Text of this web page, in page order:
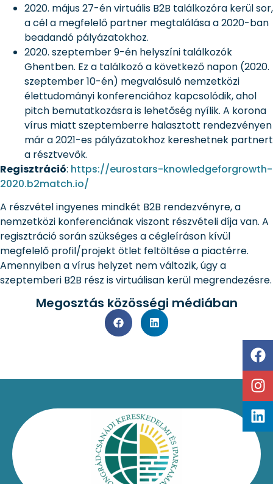
2020. május 27-én virtuális B2B találkozóra kerül sor,
a cél a megfelelő partner megtalálása a 2020-ban
beadandó pályázatokhoz.
2020. szeptember 9-én helyszíni találkozók
Ghentben. Ez a találkozó a következő napon (2020.
szeptember 10-én) megvalósuló nemzetközi
élettudományi konferenciához kapcsolódik, ahol
pitch bemutatkozásra is lehetőség nyílik. A korona
vírus miatt szeptemberre halasztott rendezvényen
már a 2021-es pályázatokhoz kereshetnek partnert
a résztvevők.
Regisztráció: https://eurostars-knowledgeforgrowth-
2020.b2match.io/
A részvétel ingyenes mindkét B2B rendezvényre, a
nemzetközi konferenciának viszont részvételi díja van. A
regisztráció során szükséges a cégleíráson kívül
megfelelő profil/projekt ötlet feltöltése a piactérre.
Amennyiben a vírus helyzet nem változik, úgy a
szeptemberi B2B rész is virtuálisan kerül megrendezésre.
Megosztás közösségi médiában